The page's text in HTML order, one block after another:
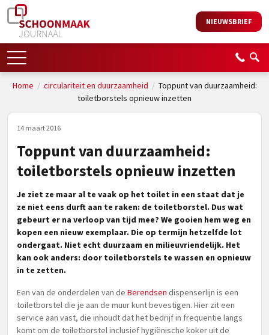
NIEUWSBRIEF
Home / circulariteit en duurzaamheid / Toppunt van duurzaamheid:
toiletborstels opnieuw inzetten
14 maart 2016
Toppunt van duurzaamheid:
toiletborstels opnieuw inzetten
Je ziet ze maar al te vaak op het toilet in een staat dat je
ze niet eens durft aan te raken: de toiletborstel. Dus wat
gebeurt er na verloop van tijd mee? We gooien hem weg en
kopen een nieuw exemplaar. Die op termijn hetzelfde lot
ondergaat. Niet echt duurzaam en milieuvriendelijk. Het
kan ook anders: door toiletborstels te wassen en opnieuw
in te zetten.
Een van de onderdelen van de Berendsen dispenserlijn is een
toiletborstel die je aan de muur kunt bevestigen. Hier zit een
service aan vast, die inhoudt dat het bedrijf in frequentie langs
komt om de toiletborstel inclusief hygiënische koker uit de